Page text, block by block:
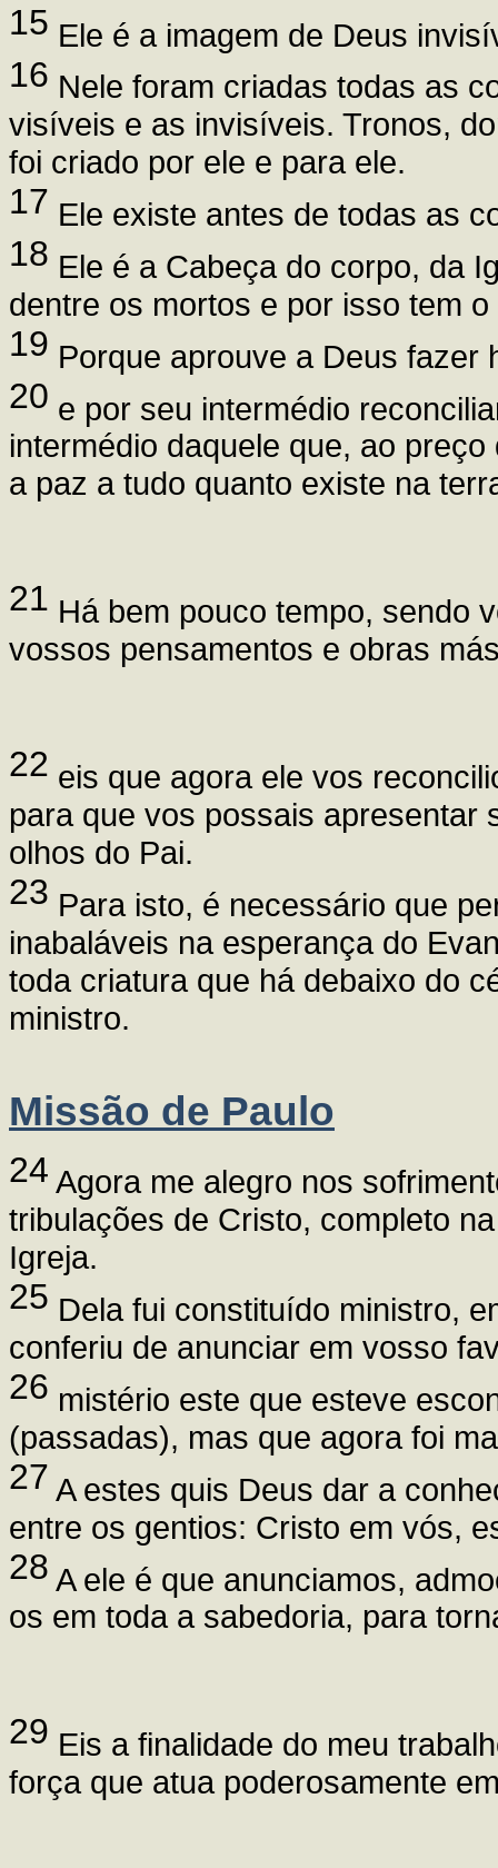
15 Ele é a imagem de Deus
16 Nele foram criadas todas as
visíveis e as invisíveis. Tronos,
foi criado por ele e para ele.
17 Ele existe antes de todas as
18 Ele é a Cabeça do corpo, da
dentre os mortos e por isso tem
19 Porque aprouve a Deus fazer
20 e por seu intermédio
intermédio daquele que, ao
a paz a tudo quanto existe na
21 Há bem pouco tempo, sendo
vossos pensamentos e obras
22 eis que agora ele vos
para que vos possais apresentar
olhos do Pai.
23 Para isto, é necessário que
inabaláveis na esperança do
toda criatura que há debaixo do
ministro.
Missão de Paulo
24 Agora me alegro nos
tribulações de Cristo, completo
Igreja.
25 Dela fui constituído ministro,
conferiu de anunciar em vosso
26 mistério este que esteve
(passadas), mas que agora foi
27 A estes quis Deus dar a
entre os gentios: Cristo em vós,
28 A ele é que anunciamos,
os em toda a sabedoria, para
29 Eis a finalidade do meu
força que atua poderosamente